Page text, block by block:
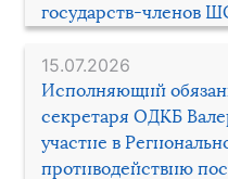
государств-членов
15.07.2026
Исполняющий
секретаря ОДКБ
участие в
противодействию